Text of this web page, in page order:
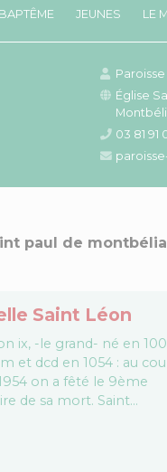
JEUNES LE
Église
03 81 91
paul de
Saint Léon
ix, -le grand- né en
et dcd en 1054 : au
on a fêté le 9ème
de sa mort. Saint…